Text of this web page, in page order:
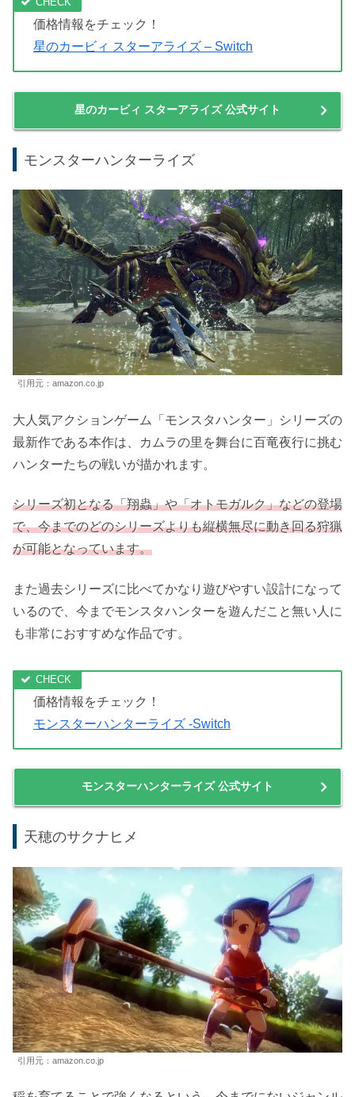
です。
またアップデートも何度かされており、ゲームコンテンツ
も豊富になっています。
お子さんと一緒にも楽しめるし、友人とも楽しめるゲーム
なので、みんなでワイワイゲームするのが好きな方は是非
遊んでみてください。
価格情報をチェック！
星のカービィ スターアライズ – Switch
星のカービィ スターアライズ 公式サイト
モンスターハンターライズ
引用元：amazon.co.jp
大人気アクションゲーム「モンスタハンター」シリーズの
最新作である本作は、カムラの里を舞台に百竜夜行に挑む
シリーズ初となる「翔蟲」や「オトモガルク」などの登場
で、今までのどのシリーズよりも縦横無尽に動き回る狩猟
が可能となっています。
また過去シリーズに比べてかなり遊びやすい設計になって
いるので、今までモンスタハンターを遊んだこと無い人に
も非常におすすめな作品です。
価格情報をチェック！
モンスターハンターライズ -Switch
モンスターハンターライズ 公式サイト
天穂のサクナヒメ